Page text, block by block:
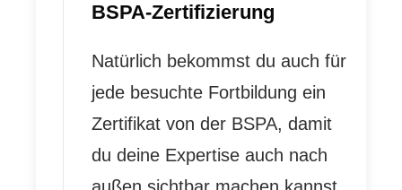
BSPA-Zertifizierung
Natürlich bekommst du auch für
jede besuchte Fortbildung ein
Zertifikat von der BSPA, damit
du deine Expertise auch nach